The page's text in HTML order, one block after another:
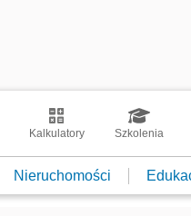
Kalkulatory Szkolenia
Nieruchomości